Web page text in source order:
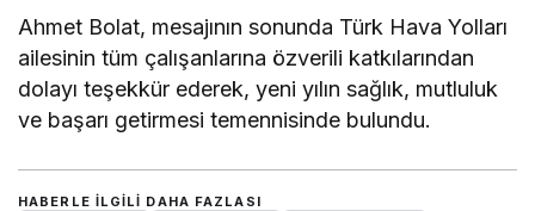
Ahmet Bolat, mesajının sonunda Türk Hava Yolları
ailesinin tüm çalışanlarına özverili katkılarından
dolayı teşekkür ederek, yeni yılın sağlık, mutluluk
ve başarı getirmesi temennisinde bulundu.
HABERLE ILGILI DAHA FAZLASI